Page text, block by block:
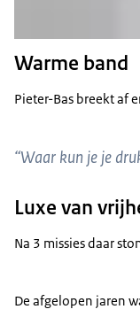
Warme band
Pieter-Bas breekt af
“Waar kun je je
Luxe van
Na 3 missies daar
De afgelopen jaren